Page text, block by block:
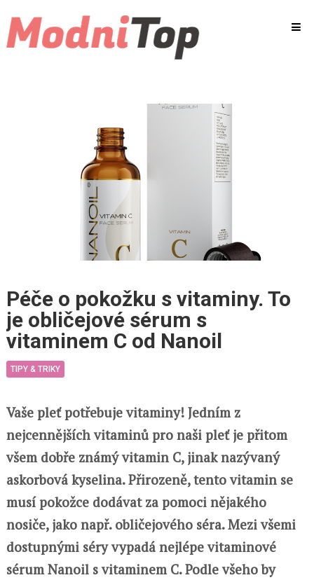
Péče o pokožku s vitaminy. To
je obličejové sérum s
vitaminem C od Nanoil
TIPY & TRIKY
Vaše pleť potřebuje vitaminy! Jedním z
nejcennějších vitaminů pro naši pleť je přitom
všem dobře známý vitamin C, jinak nazývaný
askorbová kyselina. Přirozeně, tento vitamin se
musí pokožce dodávat za pomoci nějakého
nosiče, jako např. obličejového séra. Mezi všemi
dostupnými séry vypadá nejlépe vitaminové
sérum Nanoil s vitaminem C. Podle všeho by